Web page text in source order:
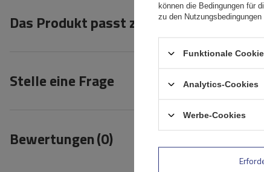
Das Produkt passt zu Autos
Stelle eine Frage
Bewertungen(0)
können die Bedingungen für
zu den
Funktionale
Analytics-Cookies
Werbe-Cookies